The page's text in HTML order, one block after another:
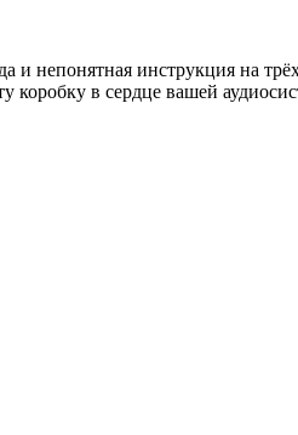
и непонятная инструкция на
коробку в сердце вашей